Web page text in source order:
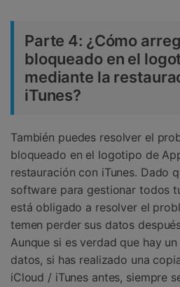
Parte 4: ¿Cómo
bloqueado en el
mediante la
iTunes?
También puedes resolver el
bloqueado en el logotipo de
restauración con iTunes. Dado
software para gestionar todos
está obligado a resolver el
temen perder sus datos
Aunque si es verdad que hay
datos, si has realizado una
iCloud / iTunes antes, siempre